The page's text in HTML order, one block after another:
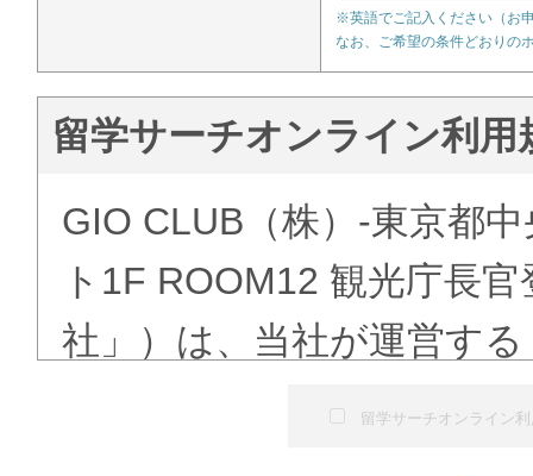
※英語でご記入ください（お
なお、ご希望の条件どおりの
留学サーチオンライン利用
GIO CLUB（株）-東京都
ト1F ROOM12 観光庁長
社」）は、当社が運営す
ある「語学学校検索」（
留学サーチオンライン